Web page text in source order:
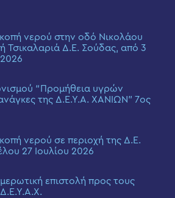
νερού στην οδό Νικολάου
Τσικαλαριά Δ.Ε. Σούδας, από 3
“Προμήθεια υγρών
της Δ.Ε.Υ.Α. ΧΑΝΙΩΝ” 7ος
νερού σε περιοχή της Δ.Ε.
27 Ιουλίου 2026
επιστολή προς τους